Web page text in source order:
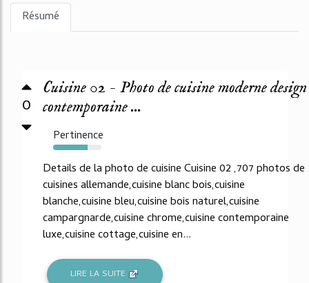
Résumé
0
Cuisine 02 - Photo de cuisine moderne design
contemporaine ...
Pertinence
72%
Details de la photo de cuisine Cuisine 02 ,707 photos de
cuisines allemande,cuisine blanc bois,cuisine
blanche,cuisine bleu,cuisine bois naturel,cuisine
campargnarde,cuisine chrome,cuisine contemporaine
luxe,cuisine cottage,cuisine en...
LIRE LA SUITE